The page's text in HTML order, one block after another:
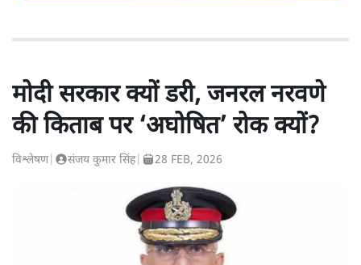
मोदी सरकार क्यों डरी, जनरल नरवणे
की किताब पर ‘अघोषित’ रोक क्यों?
विश्लेषण| संजय कुमार सिंह| 28 FEB, 2026